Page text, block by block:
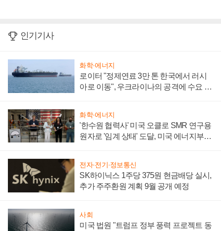
인기기사
화학·에너지
로이터 "정제연료 3만 톤 한국에서 러시
아로 이동", 우크라이나의 공격에 수요 늘
화학·에너지
'한수원 협력사' 미국 오클로 SMR 연구용
원자로 '임계 상태' 도달, 미국 에너지부
전자·전기·정보통신
SK하이닉스 1주당 375원 현금배당 실시,
추가 주주환원 계획 9월 공개 예정
사회
미국 법원 "트럼프 정부 풍력 프로젝트 동